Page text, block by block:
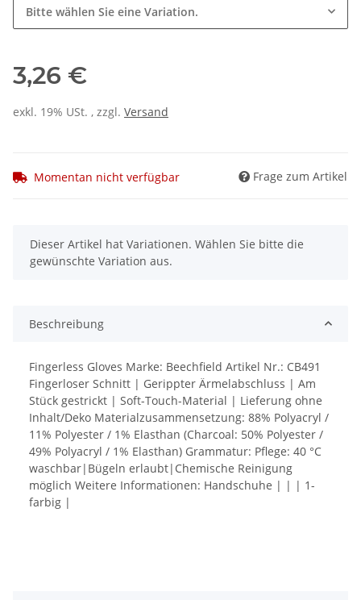
Bitte wählen Sie eine Variation.
3,26 €
exkl. 19% USt. , zzgl. Versand
Momentan nicht verfügbar Frage zum Artikel
x
Dieser Artikel hat Variationen. Wählen Sie bitte die
gewünschte Variation aus.
Beschreibung
Fingerless Gloves Marke: Beechfield Artikel Nr.: CB491
Fingerloser Schnitt | Gerippter Ärmelabschluss | Am
Stück gestrickt | Soft-Touch-Material | Lieferung ohne
Inhalt/Deko Materialzusammensetzung: 88% Polyacryl /
11% Polyester / 1% Elasthan (Charcoal: 50% Polyester /
49% Polyacryl / 1% Elasthan) Grammatur: Pflege: 40 °C
waschbar|Bügeln erlaubt|Chemische Reinigung
möglich Weitere Informationen: Handschuhe | | | 1-
farbig |